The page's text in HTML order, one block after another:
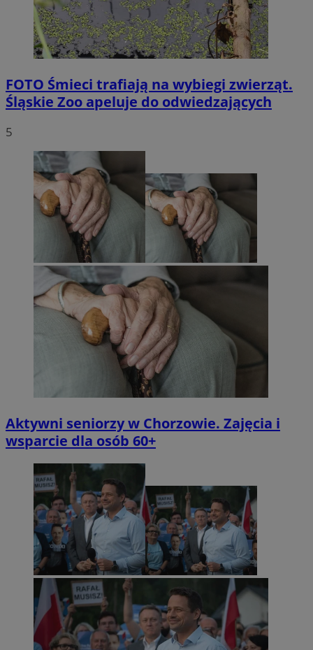
FOTO Śmieci trafiają na wybiegi zwierząt.
Śląskie Zoo apeluje do odwiedzających
5
Aktywni seniorzy w Chorzowie. Zajęcia i
wsparcie dla osób 60+